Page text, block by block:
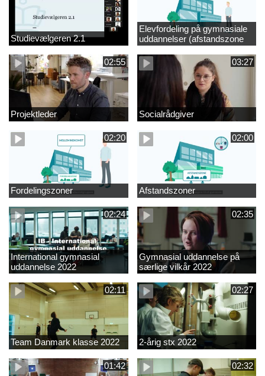
Studievælgeren 2.1
Elevfordeling på gymnasiale
uddannelser (afstandszone
redigeret)
02:55
Projektleder
03:27
Socialrådgiver
02:20
Fordelingszoner
02:00
Afstandszoner
02:24
International gymnasial
uddannelse 2022
02:35
Gymnasial uddannelse på
særlige vilkår 2022
02:11
Team Danmark klasse 2022
02:27
2-årig stx 2022
01:42 02:32